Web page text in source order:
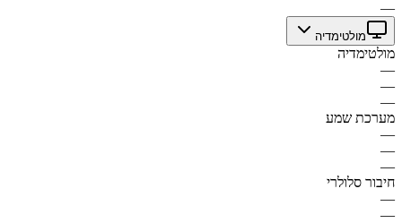
—
מולטימדיה
מולטימדיה
—
—
—
מערכת שמע
—
—
—
חיבור סלולרי
—
—